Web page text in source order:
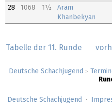
Deutsche Schachjugend >
28
1068 1½
Aram
Khanbekyan
Tabelle der 11. Runde
Deutsche Schachjugend